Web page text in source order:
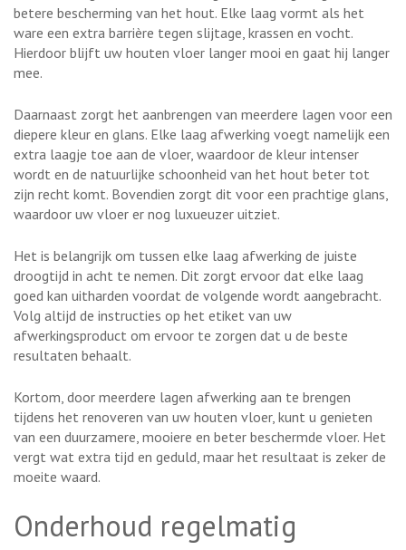
betere bescherming van het hout. Elke laag vormt als het
ware een extra barrière tegen slijtage, krassen en vocht.
Hierdoor blijft uw houten vloer langer mooi en gaat hij langer
mee.
Daarnaast zorgt het aanbrengen van meerdere lagen voor een
diepere kleur en glans. Elke laag afwerking voegt namelijk een
extra laagje toe aan de vloer, waardoor de kleur intenser
wordt en de natuurlijke schoonheid van het hout beter tot
zijn recht komt. Bovendien zorgt dit voor een prachtige glans,
waardoor uw vloer er nog luxueuzer uitziet.
Het is belangrijk om tussen elke laag afwerking de juiste
droogtijd in acht te nemen. Dit zorgt ervoor dat elke laag
goed kan uitharden voordat de volgende wordt aangebracht.
Volg altijd de instructies op het etiket van uw
afwerkingsproduct om ervoor te zorgen dat u de beste
resultaten behaalt.
Kortom, door meerdere lagen afwerking aan te brengen
tijdens het renoveren van uw houten vloer, kunt u genieten
van een duurzamere, mooiere en beter beschermde vloer. Het
vergt wat extra tijd en geduld, maar het resultaat is zeker de
moeite waard.
Onderhoud regelmatig